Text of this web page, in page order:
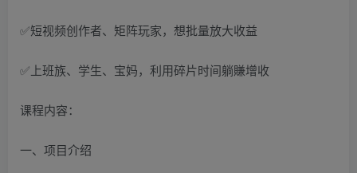
✅短视频创作者、矩阵玩家，想批量放大收益
✅上班族、学生、宝妈，利用碎片时间躺賺增收
课程内容：
一、项目介绍